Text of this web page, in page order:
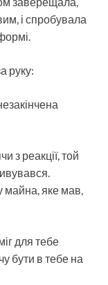
і спробувала
руку:
з реакції, той
майна, яке мав,
для тебе
бути в тебе на